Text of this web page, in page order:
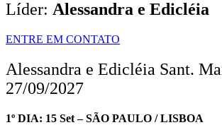
Líder: Alessandra e Edicléia
ENTRE EM CONTATO
Alessandra e Edicléia Sant.
27/09/2027
1º DIA: 15 Set – SÃO PAULO / LISBOA